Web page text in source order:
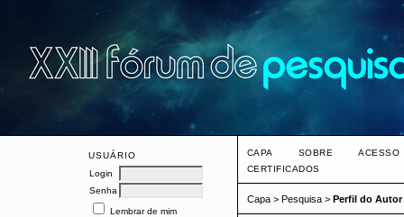
USUÁRIO
Login
Senha
Lembrar de mim
CAPA SOBRE
ACESSO
CERTIFICADOS
Capa> Pesquisa> Perfil do Autor